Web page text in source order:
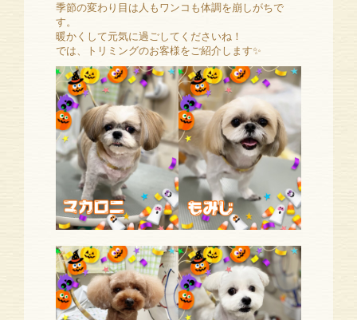
季節の変わり目は人もワンコも体調を崩しがちで
す。
暖かくして元気に過ごしてくださいね！
では、トリミングのお客様をご紹介します✨️